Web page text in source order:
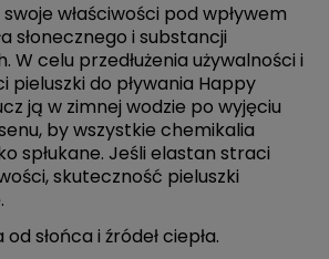
właściwości pod wpływem
słonecznego i substancji
W celu przedłużenia używalności i
pieluszki do pływania Happy
ją w zimnej wodzie po wyjęciu
by wszystkie chemikalia
spłukane. Jeśli elastan straci
skuteczność pieluszki
słońca i źródeł ciepła.